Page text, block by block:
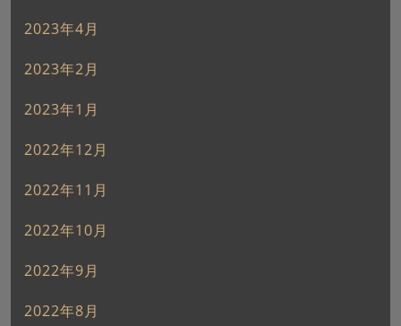
2023年4月
2023年2月
2023年1月
2022年12月
2022年11月
2022年10月
2022年9月
2022年8月